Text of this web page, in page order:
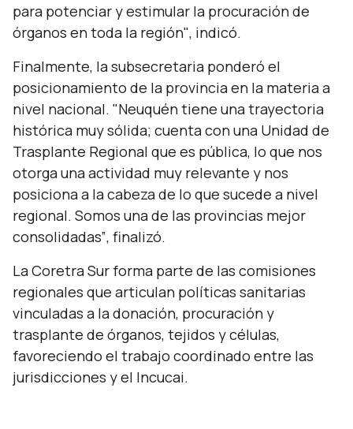
para potenciar y estimular la procuración de
órganos en toda la región", indicó.
Finalmente, la subsecretaria ponderó el
posicionamiento de la provincia en la materia a
nivel nacional. "Neuquén tiene una trayectoria
histórica muy sólida; cuenta con una Unidad de
Trasplante Regional que es pública, lo que nos
otorga una actividad muy relevante y nos
posiciona a la cabeza de lo que sucede a nivel
regional. Somos una de las provincias mejor
consolidadas”, finalizó.
La Coretra Sur forma parte de las comisiones
regionales que articulan políticas sanitarias
vinculadas a la donación, procuración y
trasplante de órganos, tejidos y células,
favoreciendo el trabajo coordinado entre las
jurisdicciones y el Incucai.